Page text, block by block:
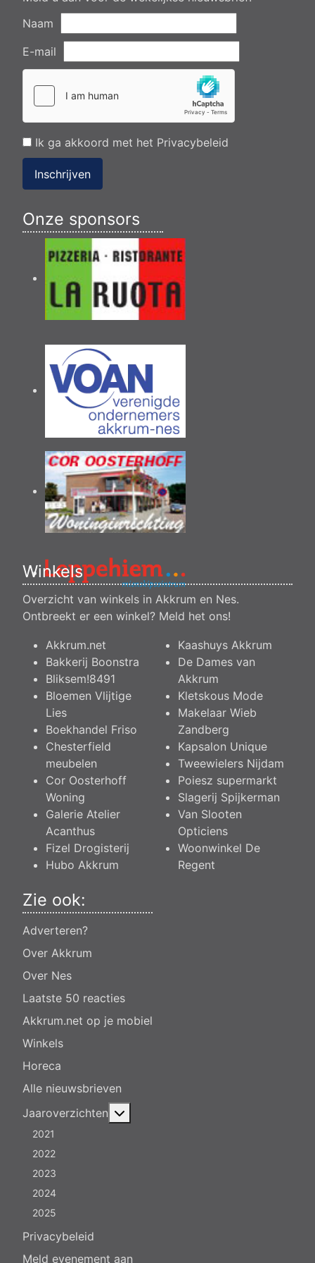
Naam
E-mail
Ik ga akkoord met het Privacybeleid
Inschrijven
Onze sponsors
Winkels
Overzicht van winkels in Akkrum en Nes.
Ontbreekt er een winkel? Meld het ons!
Akkrum.net
Bakkerij Boonstra
Bliksem!8491
Bloemen Vlijtige
Lies
Boekhandel Friso
Chesterfield
meubelen
Cor Oosterhoff
Woning
Galerie Atelier
Acanthus
Fizel Drogisterij
Hubo Akkrum
Kaashuys Akkrum
De Dames van
Akkrum
Kletskous Mode
Makelaar Wieb
Zandberg
Kapsalon Unique
Tweewielers Nijdam
Poiesz supermarkt
Slagerij Spijkerman
Van Slooten
Opticiens
Woonwinkel De
Regent
Zie ook:
Adverteren?
Over Akkrum
Over Nes
Laatste 50 reacties
Akkrum.net op je mobiel
Winkels
Horeca
Alle nieuwsbrieven
Jaaroverzichten
2021
2022
2023
2024
2025
Privacybeleid
Meld evenement aan